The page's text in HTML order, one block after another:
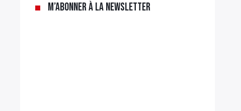
M’abonner à la newsletter